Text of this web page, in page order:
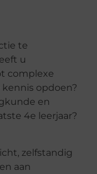
te
u
complexe
opdoen?
en
4e leerjaar?
zelfstandig
aan